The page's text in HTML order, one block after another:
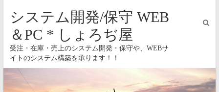
システム開発/保守 WEB
＆PC * しょろぢ屋
受注・在庫・売上のシステム開発・保守や、WEBサ
イトのシステム構築を承ります！！